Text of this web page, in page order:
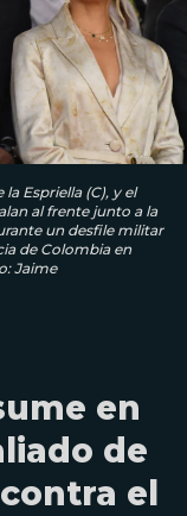
Espriella (C), y el
al frente junto a la
un desfile militar
de Colombia en
Jaime
en
de
el